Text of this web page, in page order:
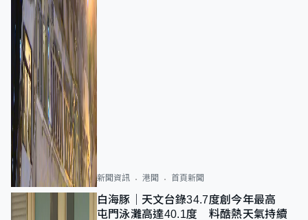
新聞資訊 港聞 首頁新聞
白海豚｜天文台錄34.7度創今年最高
屯門泳灘高達40.1度 料酷熱天氣持續